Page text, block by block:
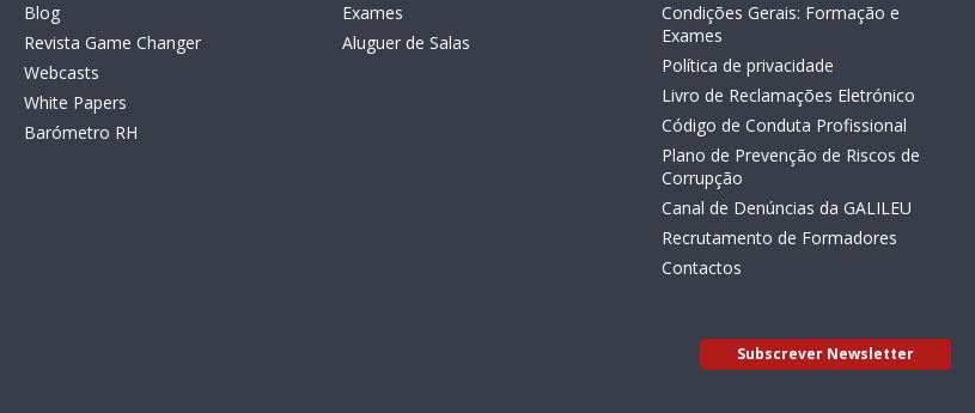
Blog
Revista Game Changer
Webcasts
White Papers
Barómetro RH
Exames
Aluguer de Salas
Condições Gerais: Formação e
Exames
Política de privacidade
Livro de Reclamações Eletrónico
Código de Conduta Profissional
Plano de Prevenção de Riscos de
Corrupção
Canal de Denúncias da GALILEU
Recrutamento de Formadores
Contactos
Subscrever Newsletter